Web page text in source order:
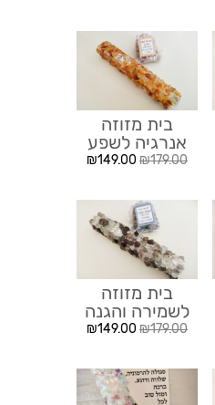
בית מזוזה
אנרגיה לשפע
₪179.00
₪149.00
בית מזוזה
לשמירה והגנה
₪179.00
₪149.00